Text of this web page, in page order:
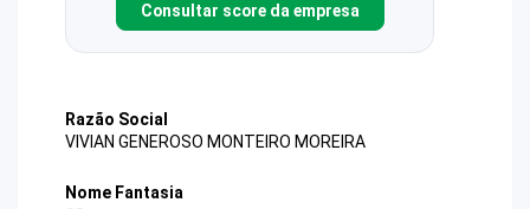
Consultar score da empresa
Razão Social
VIVIAN GENEROSO MONTEIRO MOREIRA
Nome Fantasia